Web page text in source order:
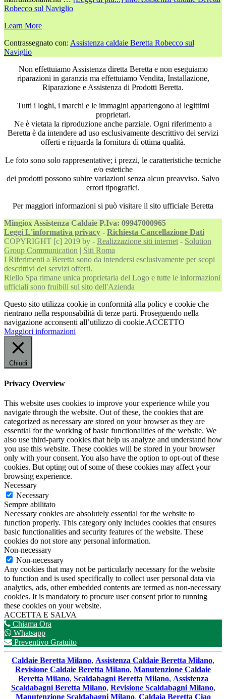
Robecco sul Naviglio
Learn More
Contrassegnato con: Assistenza caldaie Beretta Robecco sul
Naviglio
Non effettuiamo Assistenza diretta Beretta e non eseguiamo
riparazioni in garanzia ma effettuiamo Vendita, Installazione,
Riparazione e Assistenza di Prodotti Beretta.
Tutti i loghi, i marchi e le immagini appartengono ai legittimi
proprietari.
Ne è vietata la riproduzione anche parziale. Ogni riferimento a
Beretta è da intendere ad uso esclusivamente descrittivo dei servizi
offerti e riguarda la fornitura di ottima qualità.
Le foto sono solo rappresentative; i prezzi, le caratteristiche tecniche
e/o estetiche
dei prodotti possono subire variazioni senza alcun preavviso. Salvo
errori tipografici.
Per maggiori informazioni si può visitare il sito ufficiale Beretta
Mingiox Assistenza Caldaie P.Iva: 09947000965
Leggi L'informativa privacy - Richiesta Cancellazione Dati
COPYRIGHT [c] 2019 by - Realizzazione siti internet - Solution
Group Communication | Siti Roma
I Riferimenti a Beretta sono da intendersi esclusivamente per scopi
descrittivi dei servizi offerti.
Riello Spa rimane unica proprietaria del Logo e tutte le informazioni
ufficiali sono fruibili sul sito dell'Azienda
Questo sito utilizza cookie in conformità alla policy e cookie che
rientrano nella responsabilità di terze parti. Proseguendo nella
navigazione acconsenti all’utilizzo di cookie.ACCETTO
Maggiori informazioni
Chiudi
Privacy Overview
This website uses cookies to improve your experience while you
navigate through the website. Out of these, the cookies that are
categorized as necessary are stored on your browser as they are
essential for the working of basic functionalities of the website. We
also use third-party cookies that help us analyze and understand how
you use this website. These cookies will be stored in your browser
only with your consent. You also have the option to opt-out of these
cookies. But opting out of some of these cookies may affect your
browsing experience.
Necessary
Necessary
Sempre abilitato
Necessary cookies are absolutely essential for the website to
function properly. This category only includes cookies that ensures
basic functionalities and security features of the website. These
cookies do not store any personal information.
Non-necessary
Non-necessary
Any cookies that may not be particularly necessary for the website
to function and is used specifically to collect user personal data via
analytics, ads, other embedded contents are termed as non-necessary
cookies. It is mandatory to procure user consent prior to running
these cookies on your website.
ACCETTA E SALVA
Chiama Ora
Whatsapp
Preventivo Gratuito
Caldaie Beretta Milano, Assistenza Caldaie Beretta Milano,
Revisione Caldaie Beretta Milano, Manutenzione Caldaie
Beretta Milano, Scaldabagni Beretta Milano, Assistenza
Scaldabagni Beretta Milano, Revisione Scaldabagni Milano,
Manutenzione Scaldabagni Milano, Caldaia Beretta Ciao